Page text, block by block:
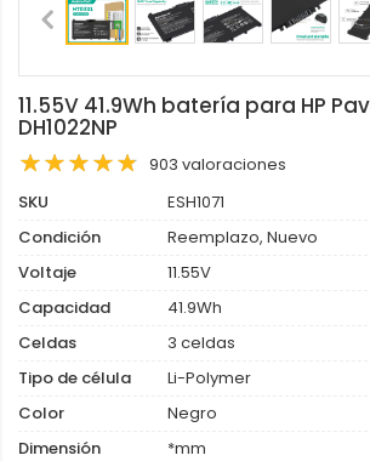
11.55V 41.9Wh batería para HP
DH1022NP
903 valoraciones
SKU
ESH1071
Condición
Reemplazo, Nuevo
Voltaje
11.55V
Capacidad
41.9Wh
Celdas
3 celdas
Tipo de célula
Li-Polymer
Color
Negro
Dimensión
*mm